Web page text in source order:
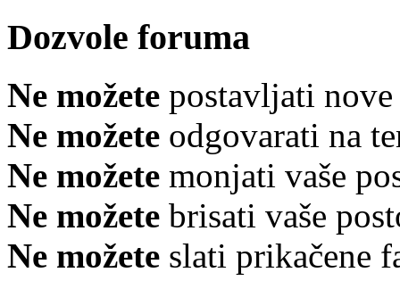
Dozvole foruma
Ne možete postavljati
Ne možete odgovarati na
Ne možete monjati vaše
Ne možete brisati vaše
Ne možete slati prikačene